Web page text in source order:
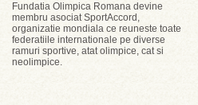
Fundatia Olimpica Romana devine
membru asociat SportAccord,
organizatie mondiala ce reuneste toate
federatiile internationale pe diverse
ramuri sportive, atat olimpice, cat si
neolimpice.